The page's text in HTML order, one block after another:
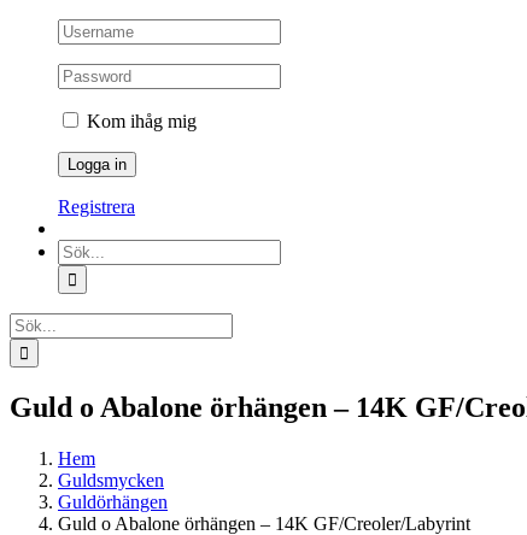
Kom ihåg mig
Registrera
Sök
efter:
Sök
efter:
Guld o Abalone örhängen – 14K GF/
Hem
Guldsmycken
Guldörhängen
Guld o Abalone örhängen – 14K GF/Creoler/Labyrint